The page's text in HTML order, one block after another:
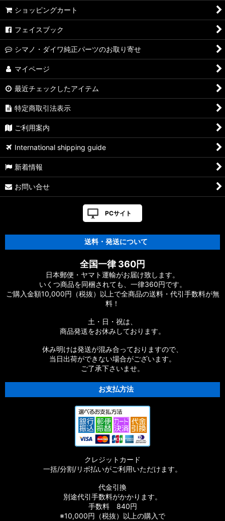
ショッピングカート
フェイスブック
シマノ・ダイワ純正パーツのお取り寄せ
マイページ
最近チェックしたアイテム
特定商取引法表示
ご利用案内
International shipping guide
新着情報
お問い合せ
PCサイト
送料・発送について
全国一律 360円
日本郵便・ヤマト運輸がお届け致します。
いくつ商品を同梱されても、一律360円です。
ご購入金額10,000円（税抜）以上で全商品の送料・代引手数料が無
料！
土・日・祝は、
商品発送をお休みしております。
休み明けは発送が混み合っておりますので、
当日出荷ができない場合がございます。
ご了承下さいませ。
お支払方法
クレジットカード
一括/分割/リボ払いがご利用いただけます。
代金引換
別途代引手数料がかかります。
手数料 840円
※10,000円（税抜）以上の購入で